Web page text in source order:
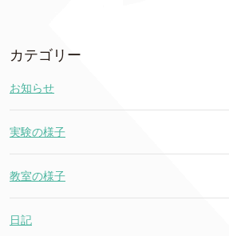
カテゴリー
お知らせ
実験の様子
教室の様子
日記